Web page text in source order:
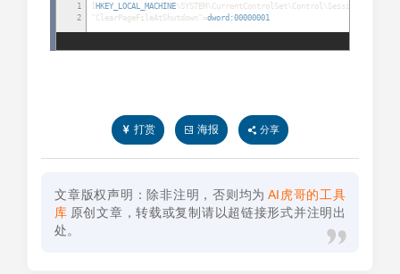
1
2
[ HKEY_LOCAL_MACHINE\SYSTEM\CurrentControlSet\Control\Session
"ClearPageFileAtShutdown" =dword:00000001
打赏 海报 分享
文章版权声明：除非注明，否则均为 AI虎哥的工具
库 原创文章，转载或复制请以超链接形式并注明出
处。